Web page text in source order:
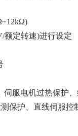
额定转速)进行设定
服电机过热保护
保护、直线伺服控